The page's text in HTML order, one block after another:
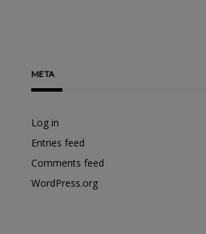
META
Log in
Entries feed
Comments feed
WordPress.org